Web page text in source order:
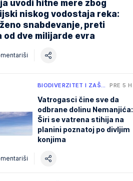
uvodi hitne mere zbog
niskog vodostaja reka:
snabdevanje, preti
od dve milijarde evra
BIODIVERZITET I ZAŠ… PRE 5 H
Vatrogasci čine sve da
odbrane dolinu Nemanjića:
Širi se vatrena stihija na
planini poznatoj po divljim
konjima